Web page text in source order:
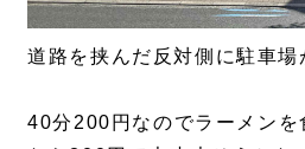
道路を挟んだ反対側に駐車場
40分200円なのでラーメンを